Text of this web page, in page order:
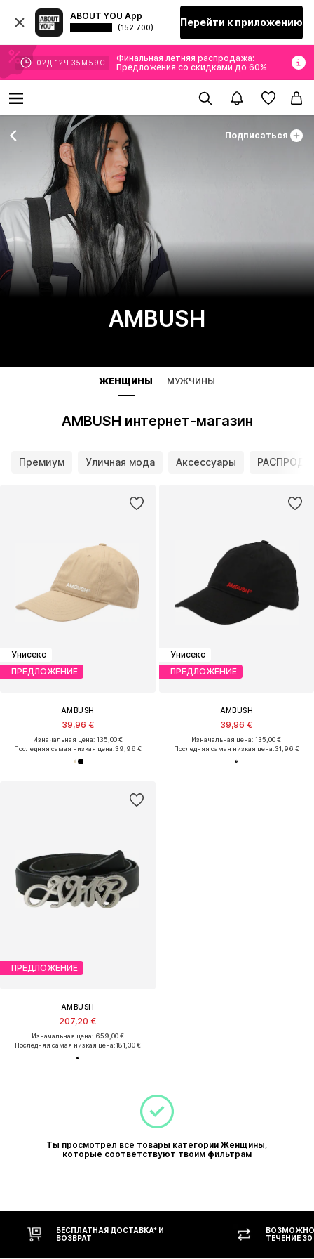
ABOUT YOU App
(152 700) Перейти к приложению
02 Д 12 Ч 35 М 59 С
Финальная летняя распродажа:
Предложения со скидками до 60%
Подписаться
AMBUSH
ЖЕНЩИНЫ МУЖЧИНЫ
AMBUSH интернет-магазин
Премиум Уличная мода Аксессуары
Унисекс
ПРЕДЛОЖЕНИЕ
AMBUSH
39,96 €
Изначальная цена: 135,00 €
Последняя самая низкая цена:39,96 €
Унисекс
ПРЕДЛОЖЕНИЕ
AMBUSH
39,96 €
Изначальная цена: 135,00 €
Последняя самая низкая цена:31,96 €
ПРЕДЛОЖЕНИЕ
AMBUSH
207,20 €
Изначальная цена: 659,00 €
Последняя самая низкая цена:181,30 €
Ты просмотрел все товары категории Женщины,
которые соответствуют твоим фильтрам
БЕСПЛАТНАЯ ДОСТАВКА* И
ВОЗВРАТ
ТЕЧЕНИЕ